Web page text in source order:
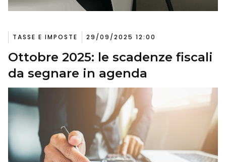
TASSE E IMPOSTE 29/09/2025 12:00
Ottobre 2025: le scadenze fiscali
da segnare in agenda